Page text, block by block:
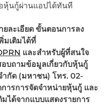
หุ้นกู้ผ่านแอปได้ทันที
ละเอียด ขั้นตอนการลง
มเติมได้ที่
และสำหรับผู้ที่สนใจ
บถามข้อมูลเกี่ยวกับหุ้นกู้
ำกัด (มหาชน) โทร. 02-
ารการจัดจำหน่ายหุ้นกู้ และ
มได้จากแบบแสดงรายการ